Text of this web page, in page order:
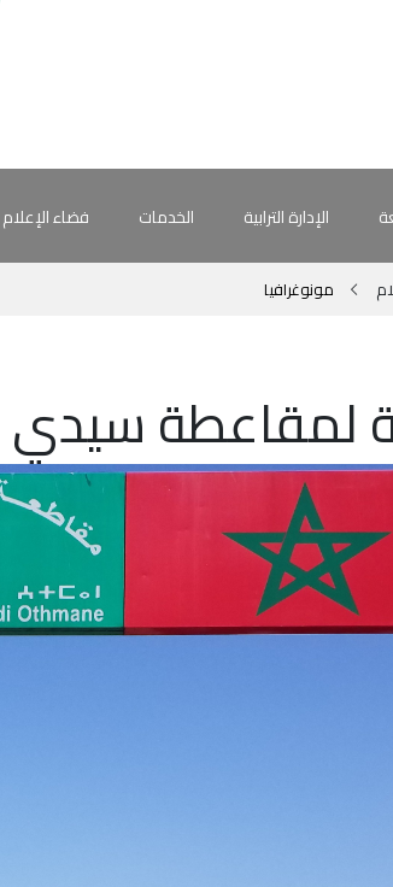
الإدارة الترابية الخدمات فضاء الإعلام
مونوغرافيا
لمقاعطة